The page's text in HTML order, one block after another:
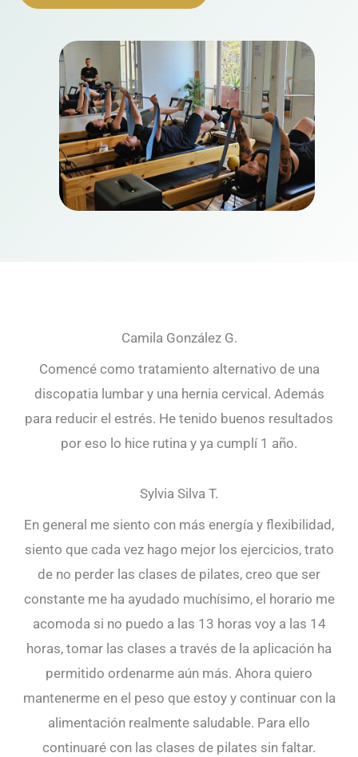
Camila González G.
Comencé como tratamiento alternativo de una
discopatia lumbar y una hernia cervical. Además
para reducir el estrés. He tenido buenos resultados
por eso lo hice rutina y ya cumplí 1 año.
Sylvia Silva T.
En general me siento con más energía y flexibilidad,
siento que cada vez hago mejor los ejercicios, trato
de no perder las clases de pilates, creo que ser
constante me ha ayudado muchísimo, el horario me
acomoda si no puedo a las 13 horas voy a las 14
horas, tomar las clases a través de la aplicación ha
permitido ordenarme aún más. Ahora quiero
mantenerme en el peso que estoy y continuar con la
alimentación realmente saludable. Para ello
continuaré con las clases de pilates sin faltar.